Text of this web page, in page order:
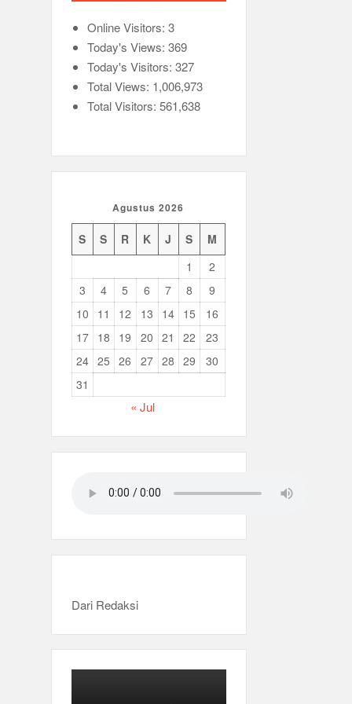
Online Visitors: 3
Today's Views: 369
Today's Visitors: 327
Total Views: 1,006,973
Total Visitors: 561,638
Agustus 2026
S S R K J S
M
1
2
3
4 5 6 7 8
9
10
11 12 13 14 15
16
17
18 19 20 21 22
23
24 25 26 27 28 29
30
31
« Jul
Dari Redaksi